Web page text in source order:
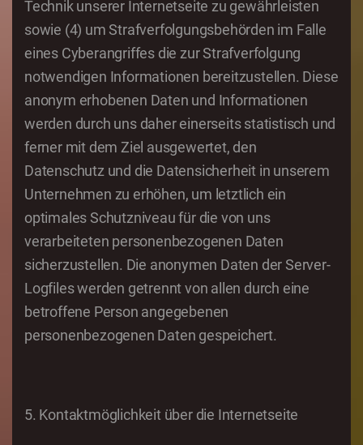
Technik unserer Internetseite zu gewährleisten
sowie (4) um Strafverfolgungsbehörden im Falle
eines Cyberangriffes die zur Strafverfolgung
notwendigen Informationen bereitzustellen. Diese
anonym erhobenen Daten und Informationen
werden durch uns daher einerseits statistisch und
ferner mit dem Ziel ausgewertet, den
Datenschutz und die Datensicherheit in unserem
Unternehmen zu erhöhen, um letztlich ein
optimales Schutzniveau für die von uns
verarbeiteten personenbezogenen Daten
sicherzustellen. Die anonymen Daten der Server-
Logfiles werden getrennt von allen durch eine
betroffene Person angegebenen
personenbezogenen Daten gespeichert.
5. Kontaktmöglichkeit über die Internetseite